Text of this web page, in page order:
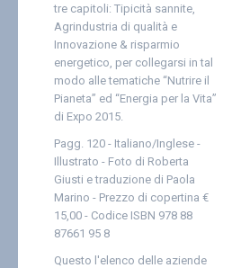
tre capitoli: Tipicità sannite,
Agrindustria di qualità e
Innovazione & risparmio
energetico, per collegarsi in tal
modo alle tematiche “Nutrire il
Pianeta” ed “Energia per la Vita”
di Expo 2015.
Pagg. 120 - Italiano/Inglese -
Illustrato - Foto di Roberta
Giusti e traduzione di Paola
Marino - Prezzo di copertina €
15,00 - Codice ISBN 978 88
87661 95 8
Questo l'elenco delle aziende